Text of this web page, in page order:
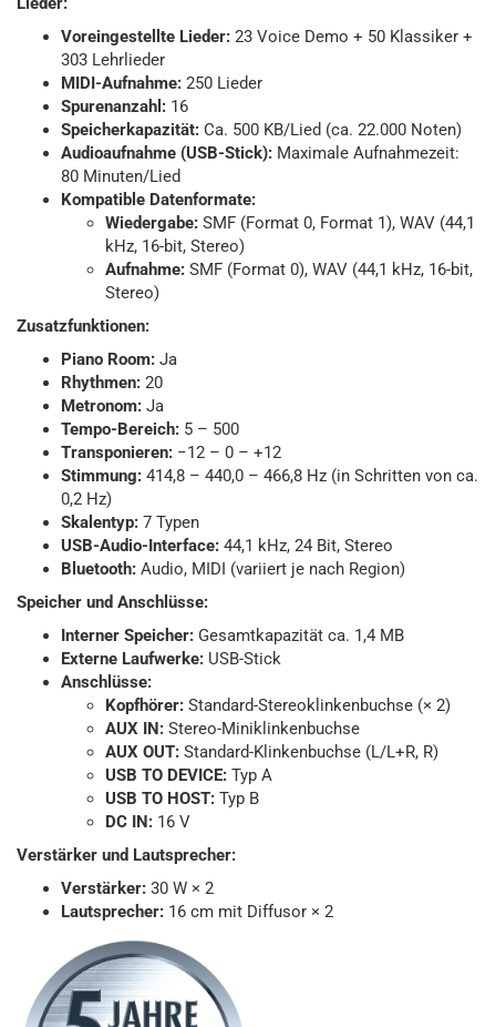
Voreingestellte Lieder: 23 Voice Demo + 50 Klassiker +
303 Lehrlieder
MIDI-Aufnahme: 250 Lieder
Spurenanzahl: 16
Speicherkapazität: Ca. 500 KB/Lied (ca. 22.000 Noten)
Audioaufnahme (USB-Stick): Maximale Aufnahmezeit:
80 Minuten/Lied
Kompatible Datenformate:
Wiedergabe: SMF (Format 0, Format 1), WAV (44,1
kHz, 16-bit, Stereo)
Aufnahme: SMF (Format 0), WAV (44,1 kHz, 16-bit,
Stereo)
Zusatzfunktionen:
Piano Room: Ja
Rhythmen: 20
Metronom: Ja
Tempo-Bereich: 5 – 500
Transponieren: −12 – 0 – +12
Stimmung: 414,8 – 440,0 – 466,8 Hz (in Schritten von ca.
0,2 Hz)
Skalentyp: 7 Typen
USB-Audio-Interface: 44,1 kHz, 24 Bit, Stereo
Bluetooth: Audio, MIDI (variiert je nach Region)
Speicher und Anschlüsse:
Interner Speicher: Gesamtkapazität ca. 1,4 MB
Externe Laufwerke: USB-Stick
Anschlüsse:
Kopfhörer: Standard-Stereoklinkenbuchse (× 2)
AUX IN: Stereo-Miniklinkenbuchse
AUX OUT: Standard-Klinkenbuchse (L/L+R, R)
USB TO DEVICE: Typ A
USB TO HOST: Typ B
DC IN: 16 V
Verstärker und Lautsprecher:
Verstärker: 30 W × 2
Lautsprecher: 16 cm mit Diffusor × 2